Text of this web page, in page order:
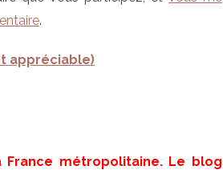
.
appréciable)
métropolitaine. Le blog